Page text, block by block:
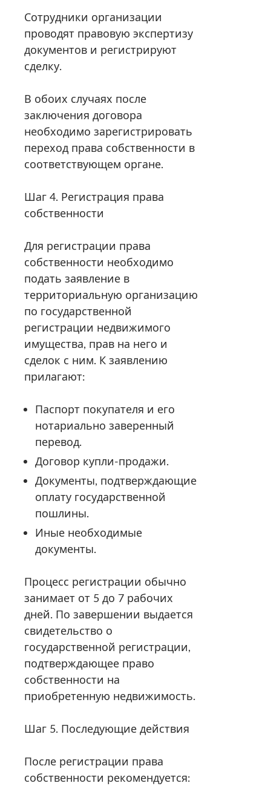
Сотрудники организации
проводят правовую экспертизу
документов и регистрируют
сделку.
В обоих случаях после
заключения договора
необходимо зарегистрировать
переход права собственности в
соответствующем органе.
Шаг 4. Регистрация права
собственности
Для регистрации права
собственности необходимо
подать заявление в
территориальную организацию
по государственной
регистрации недвижимого
имущества, прав на него и
сделок с ним. К заявлению
прилагают:
Паспорт покупателя и его
нотариально заверенный
перевод.
Договор купли-продажи.
Документы, подтверждающие
оплату государственной
пошлины.
Иные необходимые
документы.
Процесс регистрации обычно
занимает от 5 до 7 рабочих
дней. По завершении выдается
свидетельство о
государственной регистрации,
подтверждающее право
собственности на
приобретенную недвижимость.
Шаг 5. Последующие действия
После регистрации права
собственности рекомендуется: